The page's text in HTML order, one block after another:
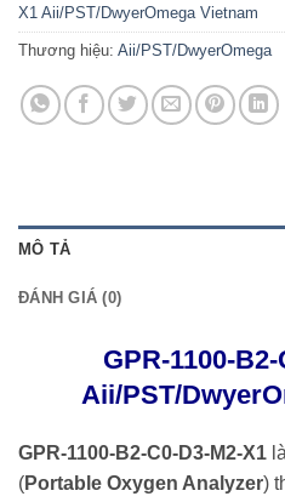
X1 Aii/PST/DwyerOmega Vietnam
Thương hiệu: Aii/PST/DwyerOmega
MÔ TẢ
ĐÁNH GIÁ (0)
GPR-1100-
Aii/PST/
GPR-1100-B2-C0-D3-M2-X1
(Portable Oxygen Analyzer)